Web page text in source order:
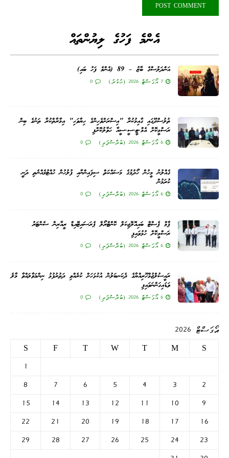
އެންމެ ފަހުގެ ލިޔުންތައް
އަންދަލުސްގެ ބާޒު – 89 (އެންމެ ފަހު ބައި)
7 އޯގަސްޓް 2026 (ހުކުރު) 0
ތުލުސްދޫގައި ގާއިމުކުރާ "އިސްރަށްވެހިންގެ ހިޔާވަހި" އިމާރާތްކުރާ ތަނުގެ ބިން
ރަސްމީކޮށް އެމް.ޓީ.ސީ.ސީއާ ހަވާލުކޮށްފި
6 އޯގަސްޓް 2026 (ބުރާސްފަތި) 0
ގެއްލުނު މީހުން ހޯދުމުގެ މަސައްކަތް ސިފައިންނާއި ފުލުހުން ހުއްޓުމެއްނެތި ދަނީ
ކުރަމުން
6 އޯގަސްޓް 2026 (ބުރާސްފަތި) 0
ޕާމް ޕެސްޓް ބައިއޮލޮޖިކަލް ކޮންޓްރޯލް ޕެރަސައިޓޮއިޑް ރީއާރިން ސެންޓަރު
ރަސްމީކޮށް ހުޅުވައިފި
6 އޯގަސްޓް 2026 (ބުރާސްފަތި) 0
ރައީސުލްޖުމްހޫރިއްޔާގެ ދެކަނބަލުން އުކުޅަހަށް ކުރެއްވި ދަތުރުފުޅު ނިންމަވާލައްވާ މާލެ
ވަޑައިގަންނަވައިފި
6 އޯގަސްޓް 2026 (ބުރާސްފަތި) 0
އޯގަސްޓް 2026
S
M
T
W
T
F
S
1
2
3
4
5
6
7
8
9
10
11
12
13
14
15
16
17
18
19
20
21
22
23
24
25
26
27
28
29